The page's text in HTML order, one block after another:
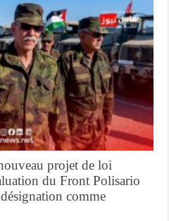
projet de loi
du Front Polisario
comme